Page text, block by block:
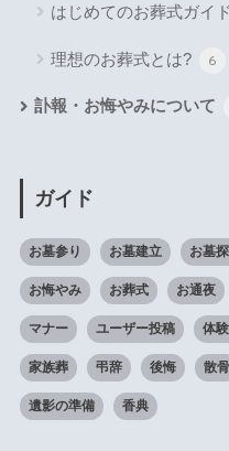
はじめてのお葬式ガイド
理想のお葬式とは? 6
訃報・お悔やみについて
ガイド
お墓参り お墓建立 お墓
お悔やみ お葬式 お通夜
マナー ユーザー投稿 体
家族葬 弔辞 後悔 散骨
遺影の準備 香典